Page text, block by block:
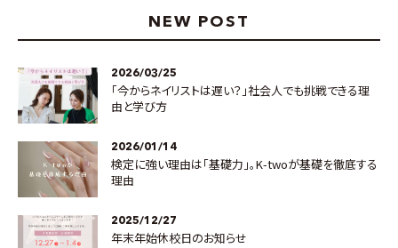
NEW POST
2026/03/25
「今からネイリストは遅い？」社会人でも挑戦できる理
由と学び方
2026/01/14
検定に強い理由は「基礎力」。K-twoが基礎を徹底する
理由
2025/12/27
年末年始休校日のお知らせ